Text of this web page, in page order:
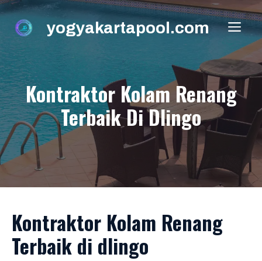
Skip
content
yogyakartapool.com
Kontraktor Kolam Renang
Terbaik Di Dlingo
Kontraktor Kolam Renang
Terbaik di dlingo